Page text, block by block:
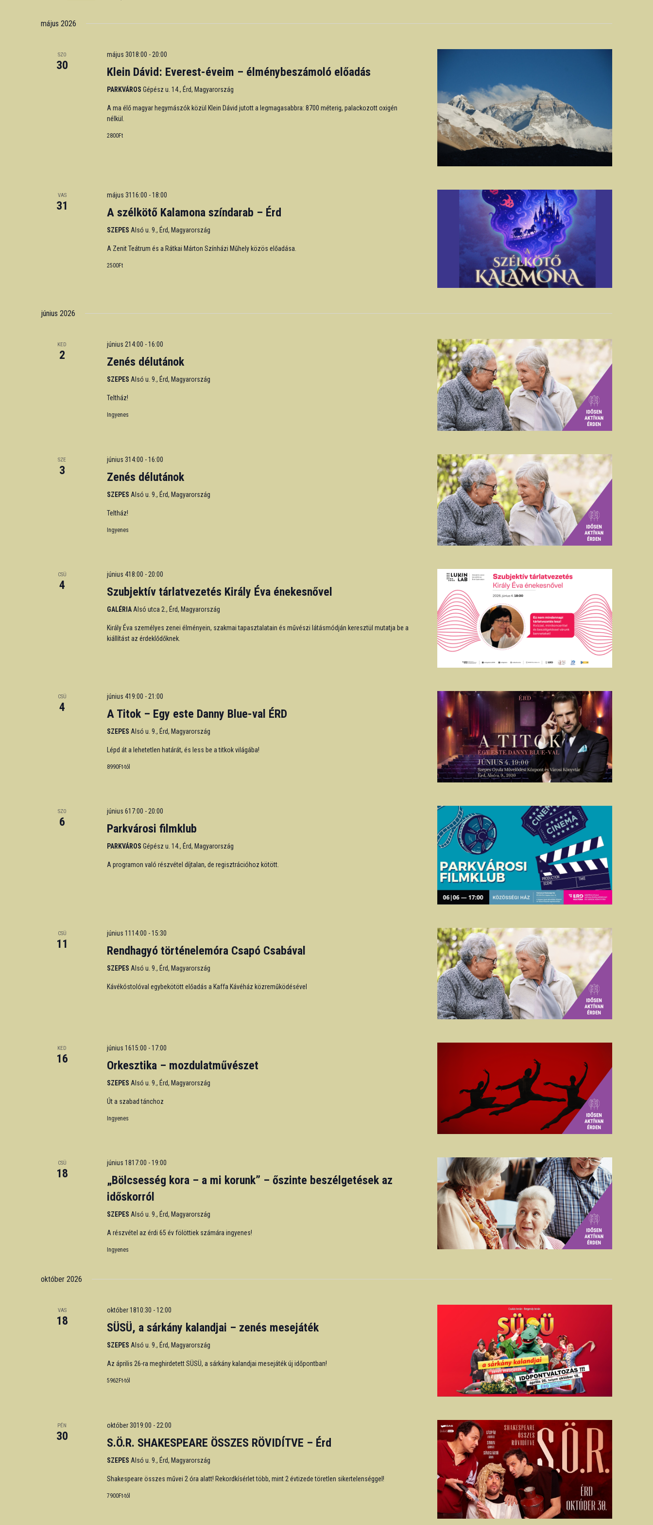
Keyword.
date.
május 2026
SZO
30
május 3018:00 - 20:00
Klein Dávid: Everest-éveim – élménybeszámoló előadás
PARKVÁROS Gépész u. 14., Érd, Magyarország
A ma élő magyar hegymászók közül Klein Dávid jutott a legmagasabbra: 8700 méterig, palackozott oxigén
nélkül.
2800Ft
VAS
31
május 3116:00 -18:00
A szélkötő Kalamona színdarab – Érd
SZEPES Alsó u. 9., Érd, Magyarország
A Zenit Teátrum és a Rátkai Márton Színházi Műhely közös előadása.
2500Ft
június 2026
KED
2
június 214:00 -16:00
Zenés délutánok
SZEPES Alsó u. 9., Érd, Magyarország
Teltház!
Ingyenes
SZE
3
június 314:00 -16:00
Zenés délutánok
SZEPES Alsó u. 9., Érd, Magyarország
Teltház!
Ingyenes
CSÜ
4
június 418:00 - 20:00
Szubjektív tárlatvezetés Király Éva énekesnővel
GALÉRIA Alsó utca 2., Érd, Magyarország
Király Éva személyes zenei élményein, szakmai tapasztalatain és művészi látásmódján keresztül mutatja be a
kiállítást az érdeklődőknek.
CSÜ
4
június 419:00 - 21:00
A Titok – Egy este Danny Blue-val ÉRD
SZEPES Alsó u. 9., Érd, Magyarország
Lépd át a lehetetlen határát, és less be a titkok világába!
8990Ft-tól
SZO
6
június 617:00 - 20:00
Parkvárosi filmklub
PARKVÁROS Gépész u. 14., Érd, Magyarország
A programon való részvétel díjtalan, de regisztrációhoz kötött.
CSÜ
11
június 1114:00 -15:30
Rendhagyó történelemóra Csapó Csabával
SZEPES Alsó u. 9., Érd, Magyarország
Kávékóstolóval egybekötött előadás a Kaffa Kávéház közreműködésével
KED
16
június 1615:00 -17:00
Orkesztika – mozdulatművészet
SZEPES Alsó u. 9., Érd, Magyarország
Út a szabad tánchoz
Ingyenes
CSÜ
18
június 1817:00 -19:00
„Bölcsesség kora – a mi korunk” – őszinte beszélgetések az
időskorról
SZEPES Alsó u. 9., Érd, Magyarország
A részvétel az érdi 65 év fölöttiek számára ingyenes!
Ingyenes
október 2026
VAS
18
október 1810:30 -12:00
SÜSÜ, a sárkány kalandjai – zenés mesejáték
SZEPES Alsó u. 9., Érd, Magyarország
Az április 26-ra meghirdetett SÜSÜ, a sárkány kalandjai mesejáték új időpontban!
5962Ft-tól
PÉN
30
október 3019:00 - 22:00
S.Ö.R. SHAKESPEARE ÖSSZES RÖVIDÍTVE – Érd
SZEPES Alsó u. 9., Érd, Magyarország
Shakespeare összes művei 2 óra alatt! Rekordkísérlet több, mint 2 évtizede töretlen sikertelenséggel!
7900Ft-tól